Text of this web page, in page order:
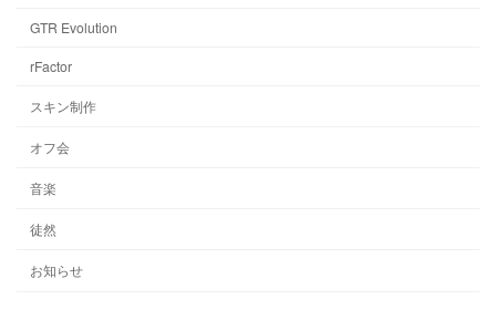
GTR Evolution
rFactor
スキン制作
オフ会
音楽
徒然
お知らせ